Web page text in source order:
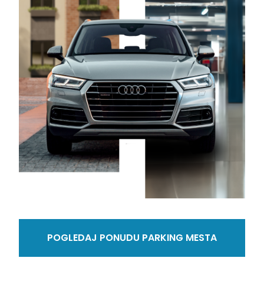
POGLEDAJ PONUDU PARKING MESTA